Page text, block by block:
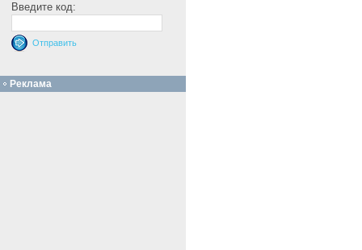
Введите код:
Реклама